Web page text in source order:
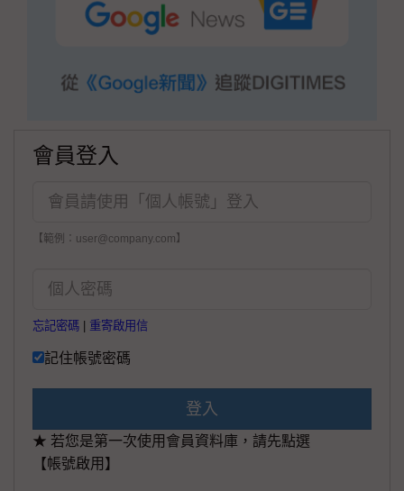
會員登入
【範例：user@company.com】
忘記密碼 重寄啟用信
記住帳號密碼
登入
★ 若您是第一次使用會員資料庫，請先點選
【帳號啟用】